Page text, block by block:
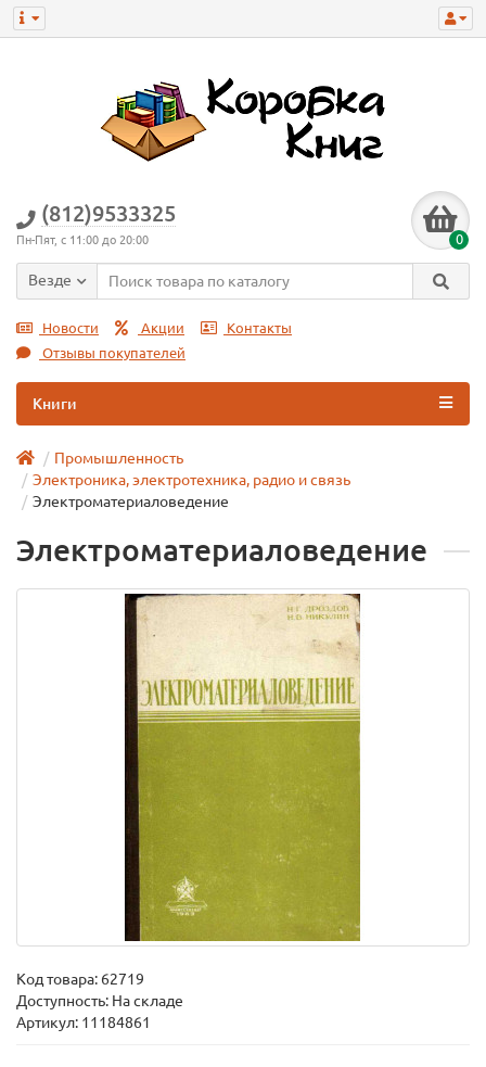
(812)9533325
Пн-Пят, с 11:00 до 20:00 0
Везде
Новости Акции
Контакты
Отзывы покупателей
Книги
Промышленность
Электроника, электротехника, радио и связь
Электроматериаловедение
Электроматериаловедение
Код товара: 62719
Доступность: На складе
Артикул: 11184861